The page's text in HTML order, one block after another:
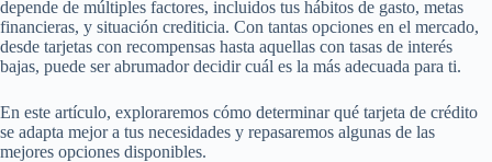
depende de múltiples factores, incluidos tus hábitos de gasto, metas
financieras, y situación crediticia. Con tantas opciones en el mercado,
desde tarjetas con recompensas hasta aquellas con tasas de interés
bajas, puede ser abrumador decidir cuál es la más adecuada para ti.
En este artículo, exploraremos cómo determinar qué tarjeta de crédito
se adapta mejor a tus necesidades y repasaremos algunas de las
mejores opciones disponibles.